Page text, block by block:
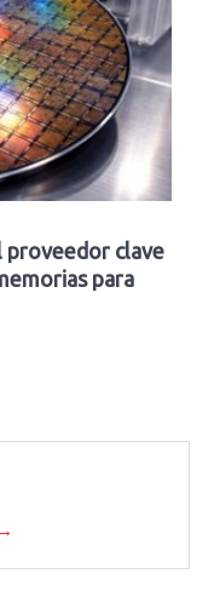
proveedor clave
para